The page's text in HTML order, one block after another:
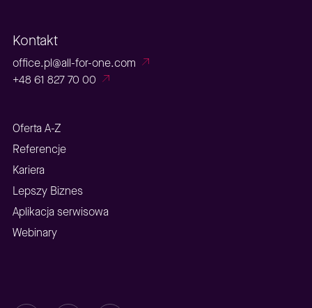
Kontakt
office.pl@all-for-one.com
+48 61 827 70 00
Oferta A-Z
Referencje
Kariera
Lepszy Biznes
Aplikacja serwisowa
Webinary